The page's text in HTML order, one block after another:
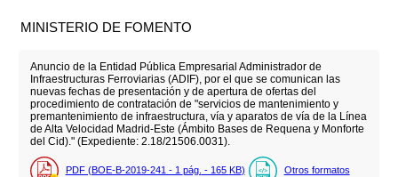
MINISTERIO DE FOMENTO
Anuncio de la Entidad Pública Empresarial Administrador de
Infraestructuras Ferroviarias (ADIF), por el que se comunican las
nuevas fechas de presentación y de apertura de ofertas del
procedimiento de contratación de "servicios de mantenimiento y
premantenimiento de infraestructura, vía y aparatos de vía de la Línea
de Alta Velocidad Madrid-Este (Ámbito Bases de Requena y Monforte
del Cid)." (Expediente: 2.18/21506.0031).
PDF (BOE-B-2019-241 - 1 pág. - 165 KB) Otros formatos